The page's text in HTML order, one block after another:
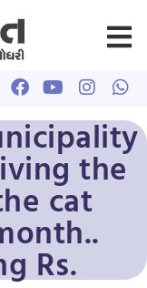
the
cat
Rs.